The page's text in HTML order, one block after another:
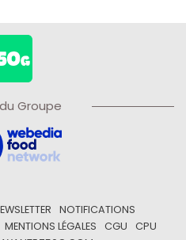
Groupe
NOTIFICATIONS
MENTIONS LÉGALES CGU
CPU